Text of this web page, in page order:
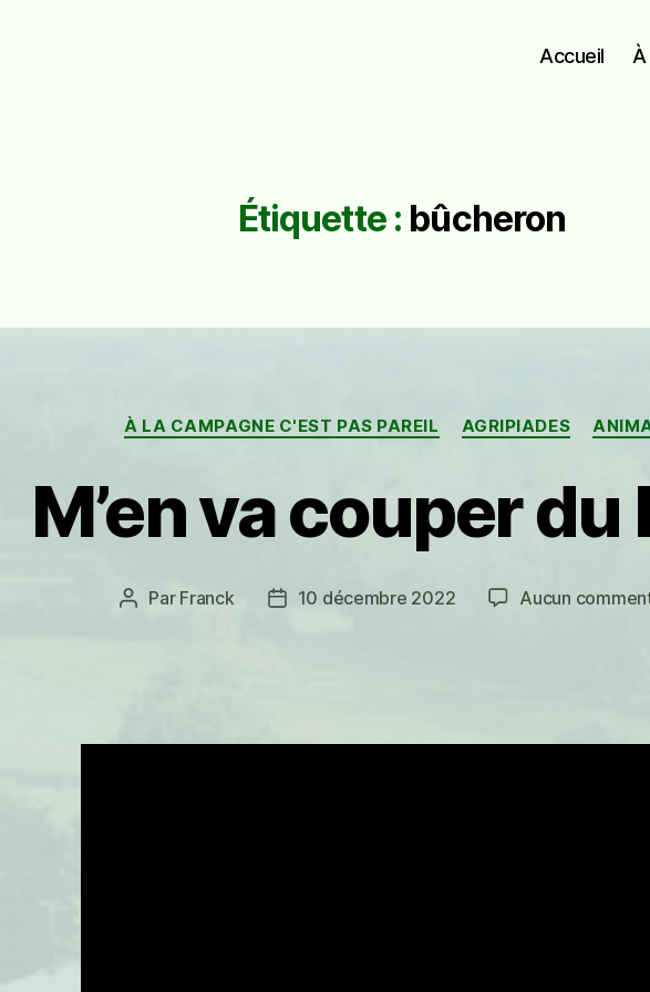
Accueil
Étiquette : bûcheron
Catégories
À LA CAMPAGNE C'EST PAS PAREIL AGRIPIADES
M’en va couper du
Auteur
Par Franck
Date10 décembre 2022 Aucun